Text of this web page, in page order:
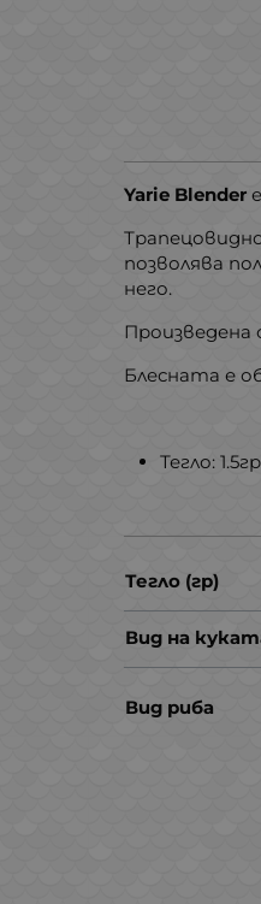
Yarie Blender
позволява
него.
Произведена
Блесната е
Тегло: 1.5гр
Тегло (гр)
Вид на
Вид риба